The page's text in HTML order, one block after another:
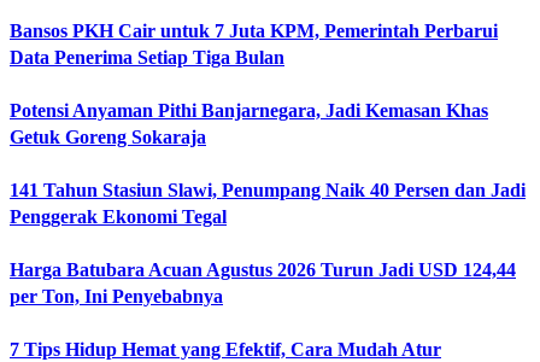
Bansos PKH Cair untuk 7 Juta KPM, Pemerintah Perbarui
Data Penerima Setiap Tiga Bulan
Potensi Anyaman Pithi Banjarnegara, Jadi Kemasan Khas
Getuk Goreng Sokaraja
141 Tahun Stasiun Slawi, Penumpang Naik 40 Persen dan Jadi
Penggerak Ekonomi Tegal
Harga Batubara Acuan Agustus 2026 Turun Jadi USD 124,44
per Ton, Ini Penyebabnya
7 Tips Hidup Hemat yang Efektif, Cara Mudah Atur